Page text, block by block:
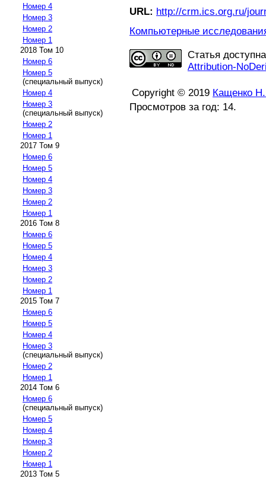
Номер 4
Номер 3
Номер 2
Номер 1
2018 Том 10
Номер 6
Номер 5
(специальный выпуск)
Номер 4
Номер 3
(специальный выпуск)
Номер 2
Номер 1
2017 Том 9
Номер 6
Номер 5
Номер 4
Номер 3
Номер 2
Номер 1
2016 Том 8
Номер 6
Номер 5
Номер 4
Номер 3
Номер 2
Номер 1
2015 Том 7
Номер 6
Номер 5
Номер 4
Номер 3
(специальный выпуск)
Номер 2
Номер 1
2014 Том 6
Номер 6
(специальный выпуск)
Номер 5
Номер 4
Номер 3
Номер 2
Номер 1
2013 Том 5
URL: http://crm.ics.org.ru/
Компьютерные
Статья
Attribution-
Copyright © 2019 Кащенко
Просмотров за год: 14.